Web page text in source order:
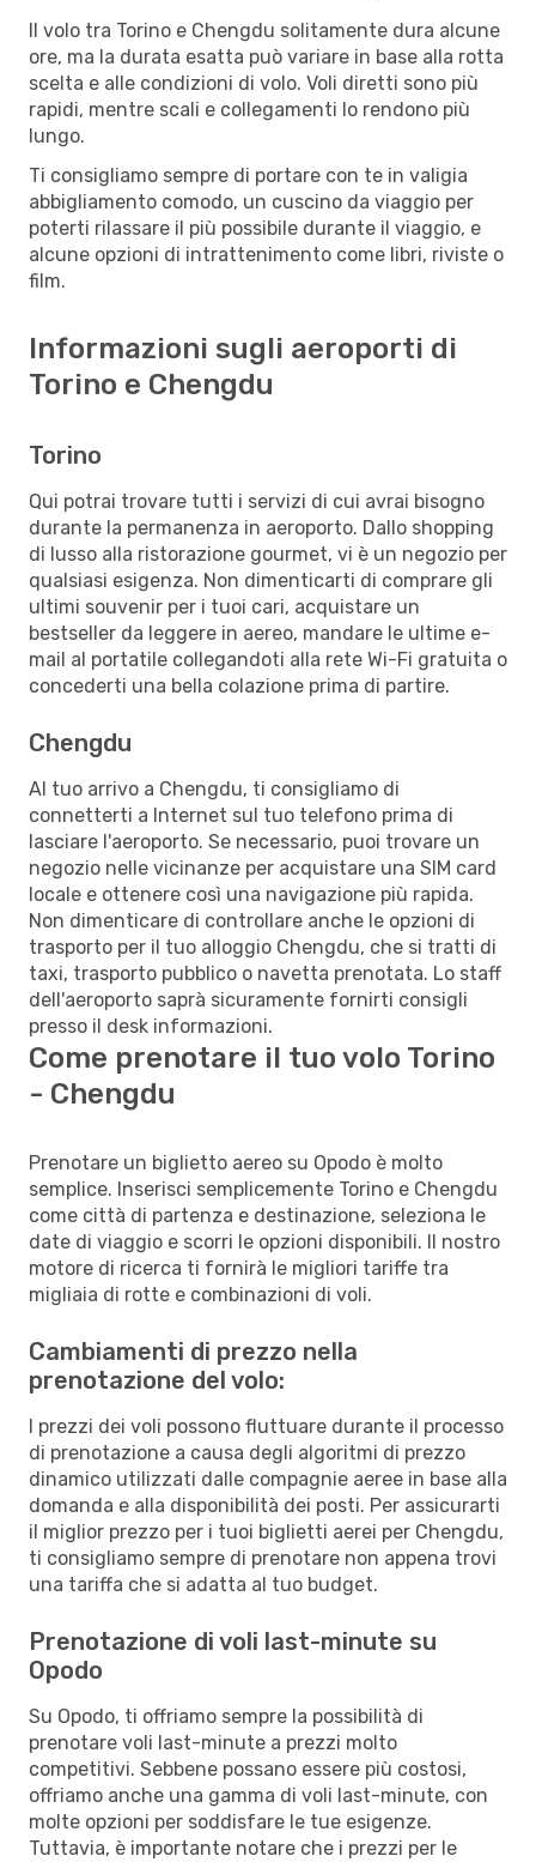
Il volo tra Torino e Chengdu solitamente dura alcune
ore, ma la durata esatta può variare in base alla rotta
scelta e alle condizioni di volo. Voli diretti sono più
rapidi, mentre scali e collegamenti lo rendono più
lungo.
Ti consigliamo sempre di portare con te in valigia
abbigliamento comodo, un cuscino da viaggio per
poterti rilassare il più possibile durante il viaggio, e
alcune opzioni di intrattenimento come libri, riviste o
film.
Informazioni sugli aeroporti di
Torino e Chengdu
Torino
Qui potrai trovare tutti i servizi di cui avrai bisogno
durante la permanenza in aeroporto. Dallo shopping
di lusso alla ristorazione gourmet, vi è un negozio per
qualsiasi esigenza. Non dimenticarti di comprare gli
ultimi souvenir per i tuoi cari, acquistare un
bestseller da leggere in aereo, mandare le ultime e-
mail al portatile collegandoti alla rete Wi-Fi gratuita o
concederti una bella colazione prima di partire.
Chengdu
Al tuo arrivo a Chengdu, ti consigliamo di
connetterti a Internet sul tuo telefono prima di
lasciare l'aeroporto. Se necessario, puoi trovare un
negozio nelle vicinanze per acquistare una SIM card
locale e ottenere così una navigazione più rapida.
Non dimenticare di controllare anche le opzioni di
trasporto per il tuo alloggio Chengdu, che si tratti di
taxi, trasporto pubblico o navetta prenotata. Lo staff
dell'aeroporto saprà sicuramente fornirti consigli
presso il desk informazioni.
Come prenotare il tuo volo Torino
- Chengdu
Prenotare un biglietto aereo su Opodo è molto
semplice. Inserisci semplicemente Torino e Chengdu
come città di partenza e destinazione, seleziona le
date di viaggio e scorri le opzioni disponibili. Il nostro
motore di ricerca ti fornirà le migliori tariffe tra
migliaia di rotte e combinazioni di voli.
Cambiamenti di prezzo nella
prenotazione del volo:
I prezzi dei voli possono fluttuare durante il processo
di prenotazione a causa degli algoritmi di prezzo
dinamico utilizzati dalle compagnie aeree in base alla
domanda e alla disponibilità dei posti. Per assicurarti
il miglior prezzo per i tuoi biglietti aerei per Chengdu,
ti consigliamo sempre di prenotare non appena trovi
una tariffa che si adatta al tuo budget.
Prenotazione di voli last-minute su
Opodo
Su Opodo, ti offriamo sempre la possibilità di
prenotare voli last-minute a prezzi molto
competitivi. Sebbene possano essere più costosi,
offriamo anche una gamma di voli last-minute, con
molte opzioni per soddisfare le tue esigenze.
Tuttavia, è importante notare che i prezzi per le